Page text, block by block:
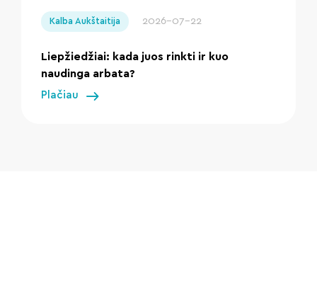
Kalba Aukštaitija 2026-07-22
Liepžiedžiai: kada juos rinkti ir kuo
naudinga arbata?
Plačiau